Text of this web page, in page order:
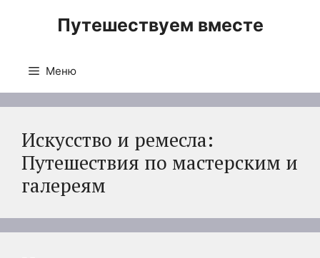
Путешествуем вместе
Меню
Искусство и ремесла:
Путешествия по мастерским и
галереям